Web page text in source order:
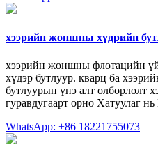
хээрийн жоншны хүдрийн
хээрийн жоншны флотацийн
хүдэр бутлуур. кварц ба
бутлуурын үнэ алт олборлолт
гуравдугаарт орно Хатуулаг
WhatsApp: +86 18221755073